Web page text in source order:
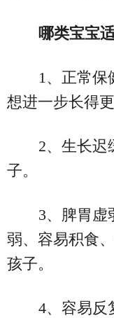
哪类宝宝
1、正常保
想进一步长得更
2、生长迟
子。
3、脾胃虚
弱、容易积食
孩子。
4、容易反